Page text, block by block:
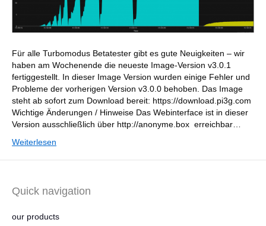
Für alle Turbomodus Betatester gibt es gute Neuigkeiten – wir
haben am Wochenende die neueste Image-Version v3.0.1
fertiggestellt. In dieser Image Version wurden einige Fehler und
Probleme der vorherigen Version v3.0.0 behoben. Das Image
steht ab sofort zum Download bereit: https://download.pi3g.com
Wichtige Änderungen / Hinweise Das Webinterface ist in dieser
Version ausschließlich über http://anonyme.box erreichbar…
Weiterlesen
Quick navigation
our products